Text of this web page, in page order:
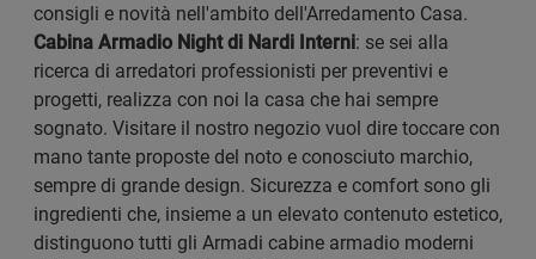
consigli e novità nell'ambito dell'Arredamento Casa.
Cabina Armadio Night di Nardi Interni: se sei alla
ricerca di arredatori professionisti per preventivi e
progetti, realizza con noi la casa che hai sempre
sognato. Visitare il nostro negozio vuol dire toccare con
mano tante proposte del noto e conosciuto marchio,
sempre di grande design. Sicurezza e comfort sono gli
ingredienti che, insieme a un elevato contenuto estetico,
distinguono tutti gli Armadi cabine armadio moderni